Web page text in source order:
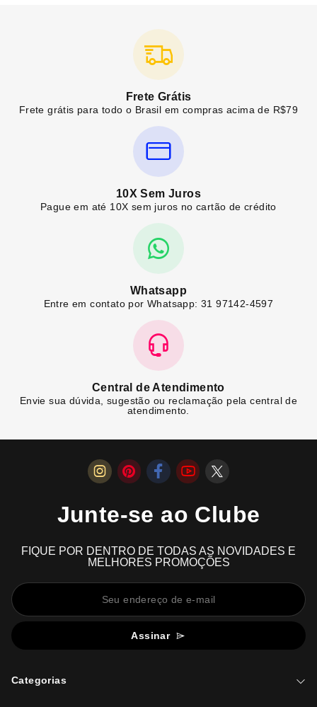
Frete Grátis
Frete grátis para todo o Brasil em compras acima de R$79
10X Sem Juros
Pague em até 10X sem juros no cartão de crédito
Whatsapp
Entre em contato por Whatsapp: 31 97142-4597
Central de Atendimento
Envie sua dúvida, sugestão ou reclamação pela central de
atendimento.
Junte-se ao Clube
FIQUE POR DENTRO DE TODAS AS NOVIDADES E
MELHORES PROMOÇÕES
Assinar
Categorias